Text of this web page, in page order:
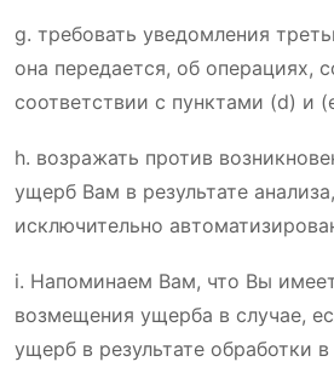
g. требовать уведомления
она передается, об операциях,
соответствии с пунктами (d) и
h. возражать против
ущерб Вам в результате
исключительно
i. Напоминаем Вам, что Вы
возмещения ущерба в случае,
ущерб в результате обработки